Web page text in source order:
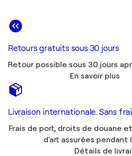
Retours gratuits sous 30 jours
Retour possible sous 30 jours
En savoir plus
Livraison internationale. Sans
Frais de port, droits de douane
d'art assurées pendant
Détails de